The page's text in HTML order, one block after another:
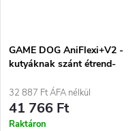
GAME DOG AniFlexi+V2 -
kutyáknak szánt étrend-
32 887 Ft ÁFA nélkül
41 766 Ft
Raktáron